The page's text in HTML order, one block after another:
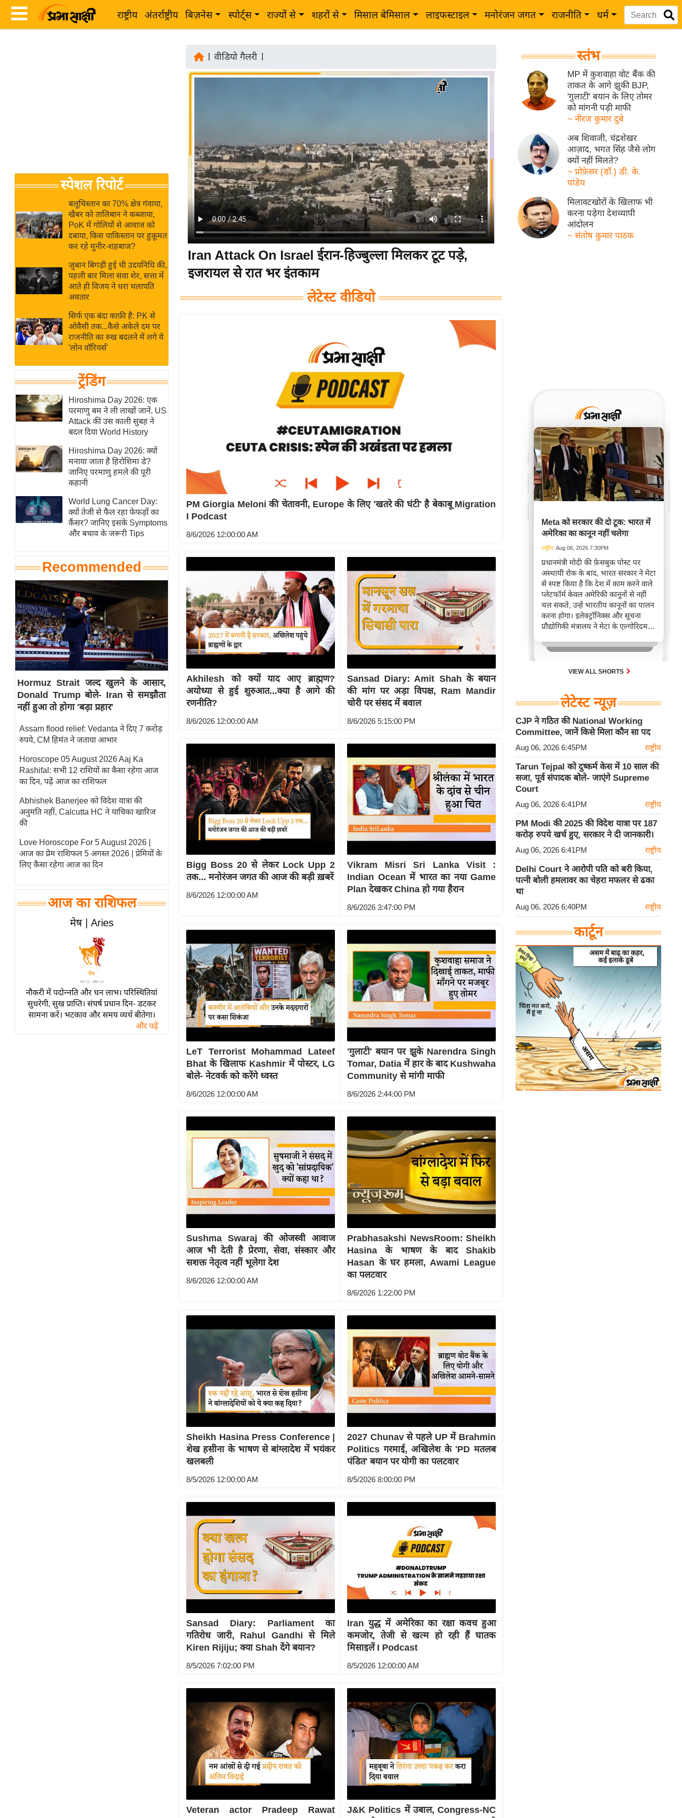
राष्ट्रीय अंतर्राष्ट्रीय बिज़नेस स्पोर्ट्स राज्यों से शहरों से मिसाल बेमिसाल लाइफस्टाइल मनोरंजन जगत राजनीति धर्म
Breaking
News in
Hindi
Hindi
Videos
जगत
राय
बजट
IPL
2026
ई-पेपर
मिसाल बेमिसाल
शख्सियत
यंग इंडिया
साहित्य जगत
ऑटो वर्ल्ड
न्यूज ब्रीफ
मनोरंजन जगत
बॉलीवुड
हॉलीवुड
फिल्म समीक्षा
News
लाइफस्टाइल
टेक्नॉलॉजी
ब्यूटी/फैशन
घरेलू नुस्खे
पर्यटन स्थल
फिटनेस मंत्रा
रिलेशनशिप
राजनीति
विश्लेषण
समसामयिक
मातृभूमि
स्तंभ
एम.
आर.
आई.
समीक्षा
धर्म
ज्योतिष
प्रभु
धर्मस्थल
व्रत
त्योहार
राशिफल
विशेष
स्पेशल रिपोर्ट
बलूचिस्तान का 70% क्षेत्र गंवाया,
खैबर को तालिबान ने कब्जाया,
PoK में गोलियों से आवाज को
दबाया, किस पाकिस्तान पर हुकूमत
कर रहे मुनीर-शहबाज?
जुबान बिगड़ी हुई थी उदयनिधि की,
पहली बार मिला सवा शेर, सत्ता में
आते ही विजय ने धरा थलापति
अवतार
सिर्फ एक बंदा काफ़ी है: PK से
ओवैसी तक...कैसे अकेले दम पर
राजनीति का रुख बदलने में लगे ये
'लोन वॉरियर्स'
ट्रेंडिंग
Hiroshima Day 2026: एक
परमाणु बम ने ली लाखों जानें, US
Attack की उस काली सुबह ने
बदल दिया World History
Hiroshima Day 2026: क्यों
मनाया जाता है हिरोशिमा डे?
जानिए परमाणु हमले की पूरी
कहानी
World Lung Cancer Day:
क्यों तेजी से फैल रहा फेफड़ों का
कैंसर? जानिए इसके Symptoms
और बचाव के जरूरी Tips
Recommended
Hormuz Strait जल्द खुलने के आसार,
Donald Trump बोले- Iran से समझौता
नहीं हुआ तो होगा 'बड़ा प्रहार'
Assam flood relief: Vedanta ने दिए 7 करोड़
रुपये, CM हिमंत ने जताया आभार
Horoscope 05 August 2026 Aaj Ka
Rashifal: सभी 12 राशियों का कैसा रहेगा आज
का दिन, पढ़ें आज का राशिफल
Abhishek Banerjee को विदेश यात्रा की
अनुमति नहीं, Calcutta HC ने याचिका खारिज
की
Love Horoscope For 5 August 2026 |
आज का प्रेम राशिफल 5 अगस्त 2026 | प्रेमियों के
लिए कैसा रहेगा आज का दिन
आज का राशिफल
मेष | Aries
नौकरी में पदोन्नति और धन लाभ। परिस्थितियां
सुधरेगी, सुख प्राप्ति। संघर्ष प्रधान दिन- डटकर
सामना करें। भटकाव और समय व्यर्थ बीतेगा।
और पढ़ें
वीडियो गैलरी
Iran Attack On Israel ईरान-हिज्बुल्ला मिलकर टूट पड़े,
इजरायल से रात भर इंतकाम
लेटेस्ट वीडियो
PM Giorgia Meloni की चेतावनी, Europe के लिए 'खतरे की घंटी' है बेकाबू Migration
I Podcast
8/6/2026 12:00:00 AM
Akhilesh को क्यों याद आए ब्राह्मण?
अयोध्या से हुई शुरुआत...क्या है आगे की
रणनीति?
8/6/2026 12:00:00 AM
Sansad Diary: Amit Shah के बयान
की मांग पर अड़ा विपक्ष, Ram Mandir
चोरी पर संसद में बवाल
8/6/2026 5:15:00 PM
Bigg Boss 20 से लेकर Lock Upp 2
तक... मनोरंजन जगत की आज की बड़ी ख़बरें
8/6/2026 12:00:00 AM
Vikram Misri Sri Lanka Visit :
Indian Ocean में भारत का नया Game
Plan देखकर China हो गया हैरान
8/6/2026 3:47:00 PM
LeT Terrorist Mohammad Lateef
Bhat के खिलाफ Kashmir में पोस्टर, LG
बोले- नेटवर्क को करेंगे ध्वस्त
8/6/2026 12:00:00 AM
'गुलाटी' बयान पर झुके Narendra Singh
Tomar, Datia में हार के बाद Kushwaha
Community से मांगी माफी
8/6/2026 2:44:00 PM
Sushma Swaraj की ओजस्वी आवाज
आज भी देती है प्रेरणा, सेवा, संस्कार और
सशक्त नेतृत्व नहीं भूलेगा देश
8/6/2026 12:00:00 AM
Prabhasakshi NewsRoom: Sheikh
Hasina के भाषण के बाद Shakib
Hasan के घर हमला, Awami League
का पलटवार
8/6/2026 1:22:00 PM
Sheikh Hasina Press Conference |
शेख हसीना के भाषण से बांग्लादेश में भयंकर
खलबली
8/5/2026 12:00:00 AM
2027 Chunav से पहले UP में Brahmin
Politics गरमाई, अखिलेश के 'PD मतलब
पंडित' बयान पर योगी का पलटवार
8/5/2026 8:00:00 PM
Sansad Diary: Parliament का
गतिरोध जारी, Rahul Gandhi से मिले
Kiren Rijiju; क्या Shah देंगे बयान?
8/5/2026 7:02:00 PM
Iran युद्ध में अमेरिका का रक्षा कवच हुआ
कमजोर, तेजी से खत्म हो रही हैं घातक
मिसाइलें I Podcast
8/5/2026 12:00:00 AM
Veteran actor Pradeep Rawat
J&K Politics में उबाल, Congress-NC
स्तंभ
MP में कुशवाहा वोट बैंक की
ताकत के आगे झुकी BJP,
'गुलाटी' बयान के लिए तोमर
को मांगनी पड़ी माफी
~ नीरज कुमार दुबे
अब शिवाजी, चंद्रशेखर
आज़ाद, भगत सिंह जैसे लोग
क्यों नहीं मिलते?
~ प्रोफ़ेसर (डॉ.) डी. के.
पांडेय
मिलावटखोरों के खिलाफ भी
करना पड़ेगा देशव्यापी
आंदोलन
~ संतोष कुमार पाठक
Meta को सरकार की दो टूक: भारत में
अमेरिका का कानून नहीं चलेगा
राष्ट्रीय Aug 06, 2026 7:30PM
प्रधानमंत्री मोदी की फ़ेसबुक पोस्ट पर
अस्थायी रोक के बाद, भारत सरकार ने मेटा
से स्पष्ट किया है कि देश में काम करने वाले
प्लेटफॉर्म केवल अमेरिकी कानूनों से नहीं
चल सकते, उन्हें भारतीय कानूनों का पालन
करना होगा। इलेक्ट्रॉनिक्स और सूचना
प्रौद्योगिकी मंत्रालय ने मेटा के एल्गोरिदम
अनुपालन तंत्र पर गहन चर्चा की है, जिसका
समझ को गहरा करना है।
VIEW ALL SHORTS
लेटेस्ट न्यूज़
CJP ने गठित की National Working
Committee, जानें किसे मिला कौन सा पद
Aug 06, 2026 6:45PM राष्ट्रीय
Tarun Tejpal को दुष्कर्म केस में 10 साल की
सजा, पूर्व संपादक बोले- जाएंगे Supreme
Court
Aug 06, 2026 6:41PM राष्ट्रीय
PM Modi की 2025 की विदेश यात्रा पर 187
करोड़ रुपये खर्च हुए, सरकार ने दी जानकारी।
Aug 06, 2026 6:41PM राष्ट्रीय
Delhi Court ने आरोपी पति को बरी किया,
पत्नी बोली हमलावर का चेहरा मफलर से ढका
था
Aug 06, 2026 6:40PM राष्ट्रीय
कार्टून